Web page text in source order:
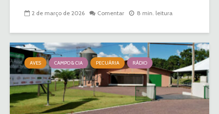
2 de março de 2026 Comentar 8 min. leitura
AVES CAMPO & CIA PECUÁRIA RÁDIO